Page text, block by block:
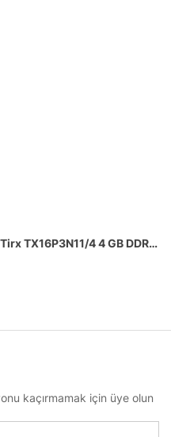
Tirx TX16P3N11/4 4 GB DDR3 1600 MHz CL11 AMD – Intel Uyumlu 1.5V Ram
kaçırmamak için üye olun